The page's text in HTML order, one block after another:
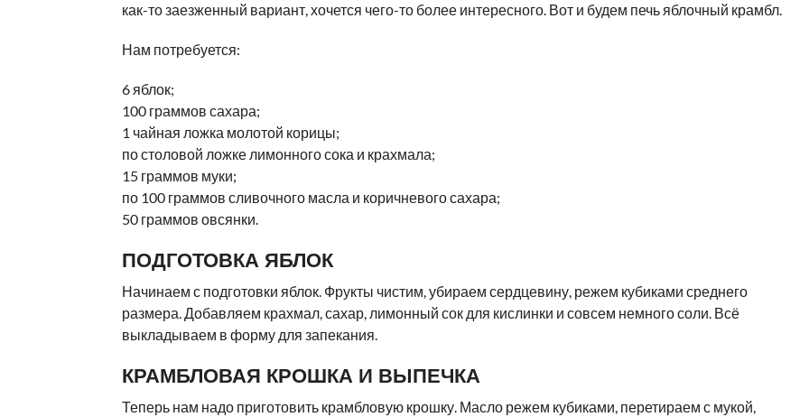
как-то заезженный вариант, хочется чего-то более интересного. Вот и будем печь яблочный крамбл.
Нам потребуется:
6 яблок;
100 граммов сахара;
1 чайная ложка молотой корицы;
по столовой ложке лимонного сока и крахмала;
15 граммов муки;
по 100 граммов сливочного масла и коричневого сахара;
50 граммов овсянки.
ПОДГОТОВКА ЯБЛОК
Начинаем с подготовки яблок. Фрукты чистим, убираем сердцевину, режем кубиками среднего
размера. Добавляем крахмал, сахар, лимонный сок для кислинки и совсем немного соли. Всё
выкладываем в форму для запекания.
КРАМБЛОВАЯ КРОШКА И ВЫПЕЧКА
Теперь нам надо приготовить крамбловую крошку. Масло режем кубиками, перетираем с мукой,